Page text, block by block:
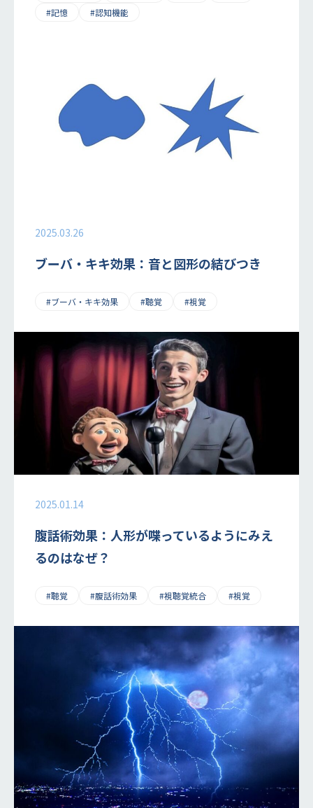
#記憶
#認知機能
2025.03.26
ブーバ・キキ効果：音と図形の結びつき
#ブーバ・キキ効果 #聴覚 #視覚
2025.01.14
腹話術効果：人形が喋っているようにみえ
るのはなぜ？
#聴覚 #腹話術効果 #視聴覚統合 #視覚